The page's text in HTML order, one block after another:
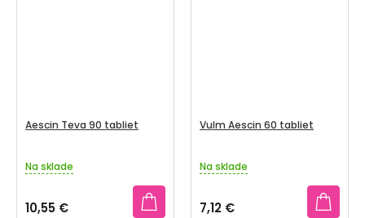
Aescin Teva 90 tabliet
Priemerné
produktu
Na sklade
10,55 €
Vulm Aescin 60 tabliet
Priemerné
produktu
Na sklade
7,12 €